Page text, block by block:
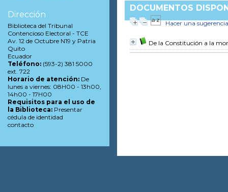
DOCUMENTOS
Hacer una sugerencia
De la Constitución a la
Dirección
Biblioteca del Tribunal
Contencioso Electoral - TCE
Av. 12 de Octubre N19 y Patria
Quito
Ecuador
Teléfono: (593-2) 381 5000
ext. 722
Horario de atención: De
lunes a viernes: 08H00 - 13h00,
14h00 - 17H00
Requisitos para el uso de
la Biblioteca: Presentar
cédula de identidad
contacto